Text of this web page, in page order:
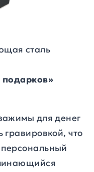
сталь
подарков»
для денег
что